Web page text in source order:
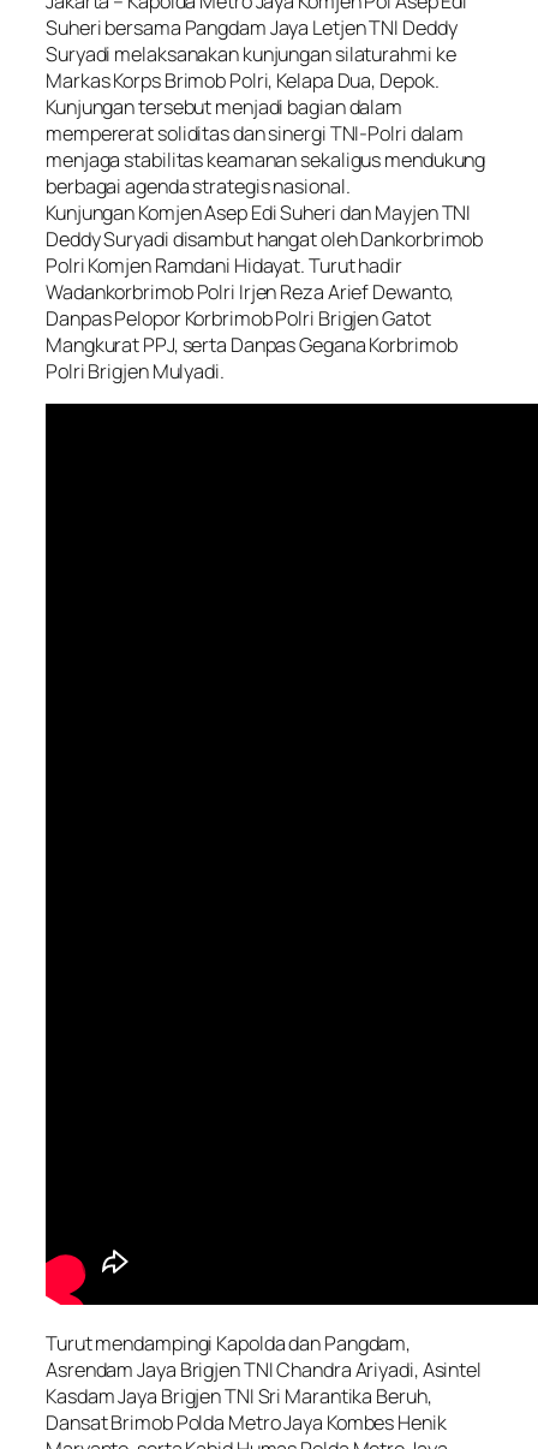
Suheri bersama Pangdam Jaya Letjen TNI Deddy
Suryadi melaksanakan kunjungan silaturahmi ke
Markas Korps Brimob Polri, Kelapa Dua, Depok.
Kunjungan tersebut menjadi bagian dalam
mempererat soliditas dan sinergi TNI-Polri dalam
menjaga stabilitas keamanan sekaligus mendukung
berbagai agenda strategis nasional.
Kunjungan Komjen Asep Edi Suheri dan Mayjen TNI
Deddy Suryadi disambut hangat oleh Dankorbrimob
Polri Komjen Ramdani Hidayat. Turut hadir
Wadankorbrimob Polri Irjen Reza Arief Dewanto,
Danpas Pelopor Korbrimob Polri Brigjen Gatot
Mangkurat PPJ, serta Danpas Gegana Korbrimob
Polri Brigjen Mulyadi.
Turut mendampingi Kapolda dan Pangdam,
Asrendam Jaya Brigjen TNI Chandra Ariyadi, Asintel
Kasdam Jaya Brigjen TNI Sri Marantika Beruh,
Dansat Brimob Polda Metro Jaya Kombes Henik